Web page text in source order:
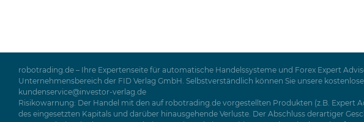
robotrading.de – Ihre Expertenseite für automatische Handelssysteme und Forex Expert
Unternehmensbereich der FID Verlag GmbH. Selbstverständlich können Sie unsere
kundenservice@investor-verlag.de
Risikowarnung: Der Handel mit den auf robotrading.de vorgestellten Produkten (z.B. Expert
des eingesetzten Kapitals und darüber hinausgehende Verluste. Der Abschluss derartiger